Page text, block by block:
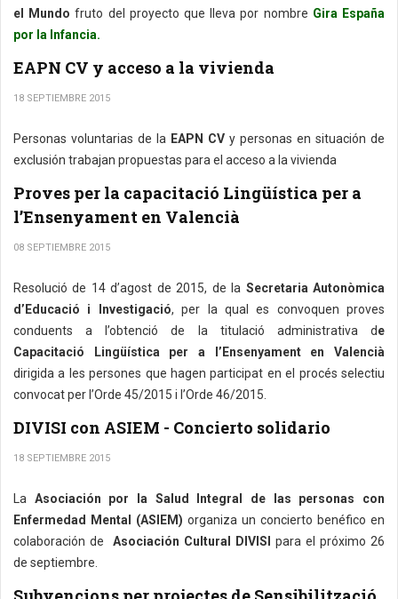
el Mundo fruto del proyecto que lleva por nombre Gira España
por la Infancia.
EAPN CV y acceso a la vivienda
18 SEPTIEMBRE 2015
Personas voluntarias de la EAPN CV y personas en situación de
exclusión trabajan propuestas para el acceso a la vivienda
Proves per la capacitació Lingüística per a
l’Ensenyament en Valencià
08 SEPTIEMBRE 2015
Resolució de 14 d’agost de 2015, de la Secretaria Autonòmica
d’Educació i Investigació, per la qual es convoquen proves
conduents a l’obtenció de la titulació administrativa de
Capacitació Lingüística per a l’Ensenyament en Valencià
dirigida a les persones que hagen participat en el procés selectiu
convocat per l’Orde 45/2015 i l’Orde 46/2015.
DIVISI con ASIEM - Concierto solidario
18 SEPTIEMBRE 2015
La Asociación por la Salud Integral de las personas con
Enfermedad Mental (ASIEM) organiza un concierto benéfico en
colaboración de
Asociación Cultural DIVISI
para el próximo 26
de septiembre.